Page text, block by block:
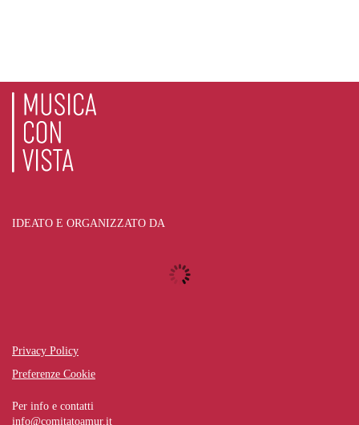
IDEATO E ORGANIZZATO DA
Privacy Policy
Preferenze Cookie
Per info e contatti
info@comitatoamur.it